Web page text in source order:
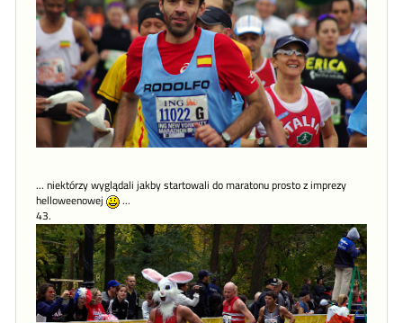
... niektórzy wyglądali jakby startowali do maratonu prosto z imprezy
helloweenowej
...
43.